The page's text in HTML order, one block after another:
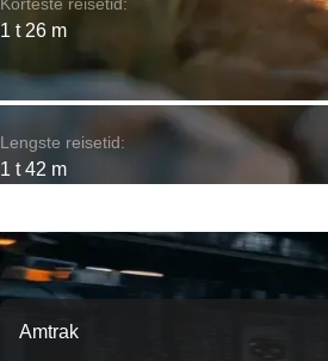
1 t 26 m
Lengste reisetid:
1 t 42 m
Amtrak